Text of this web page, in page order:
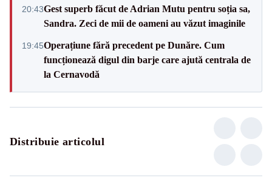
20:43Gest superb făcut de Adrian Mutu pentru soția sa,
Sandra. Zeci de mii de oameni au văzut imaginile
19:45Operațiune fără precedent pe Dunăre. Cum
funcționează digul din barje care ajută centrala de
la Cernavodă
Distribuie articolul